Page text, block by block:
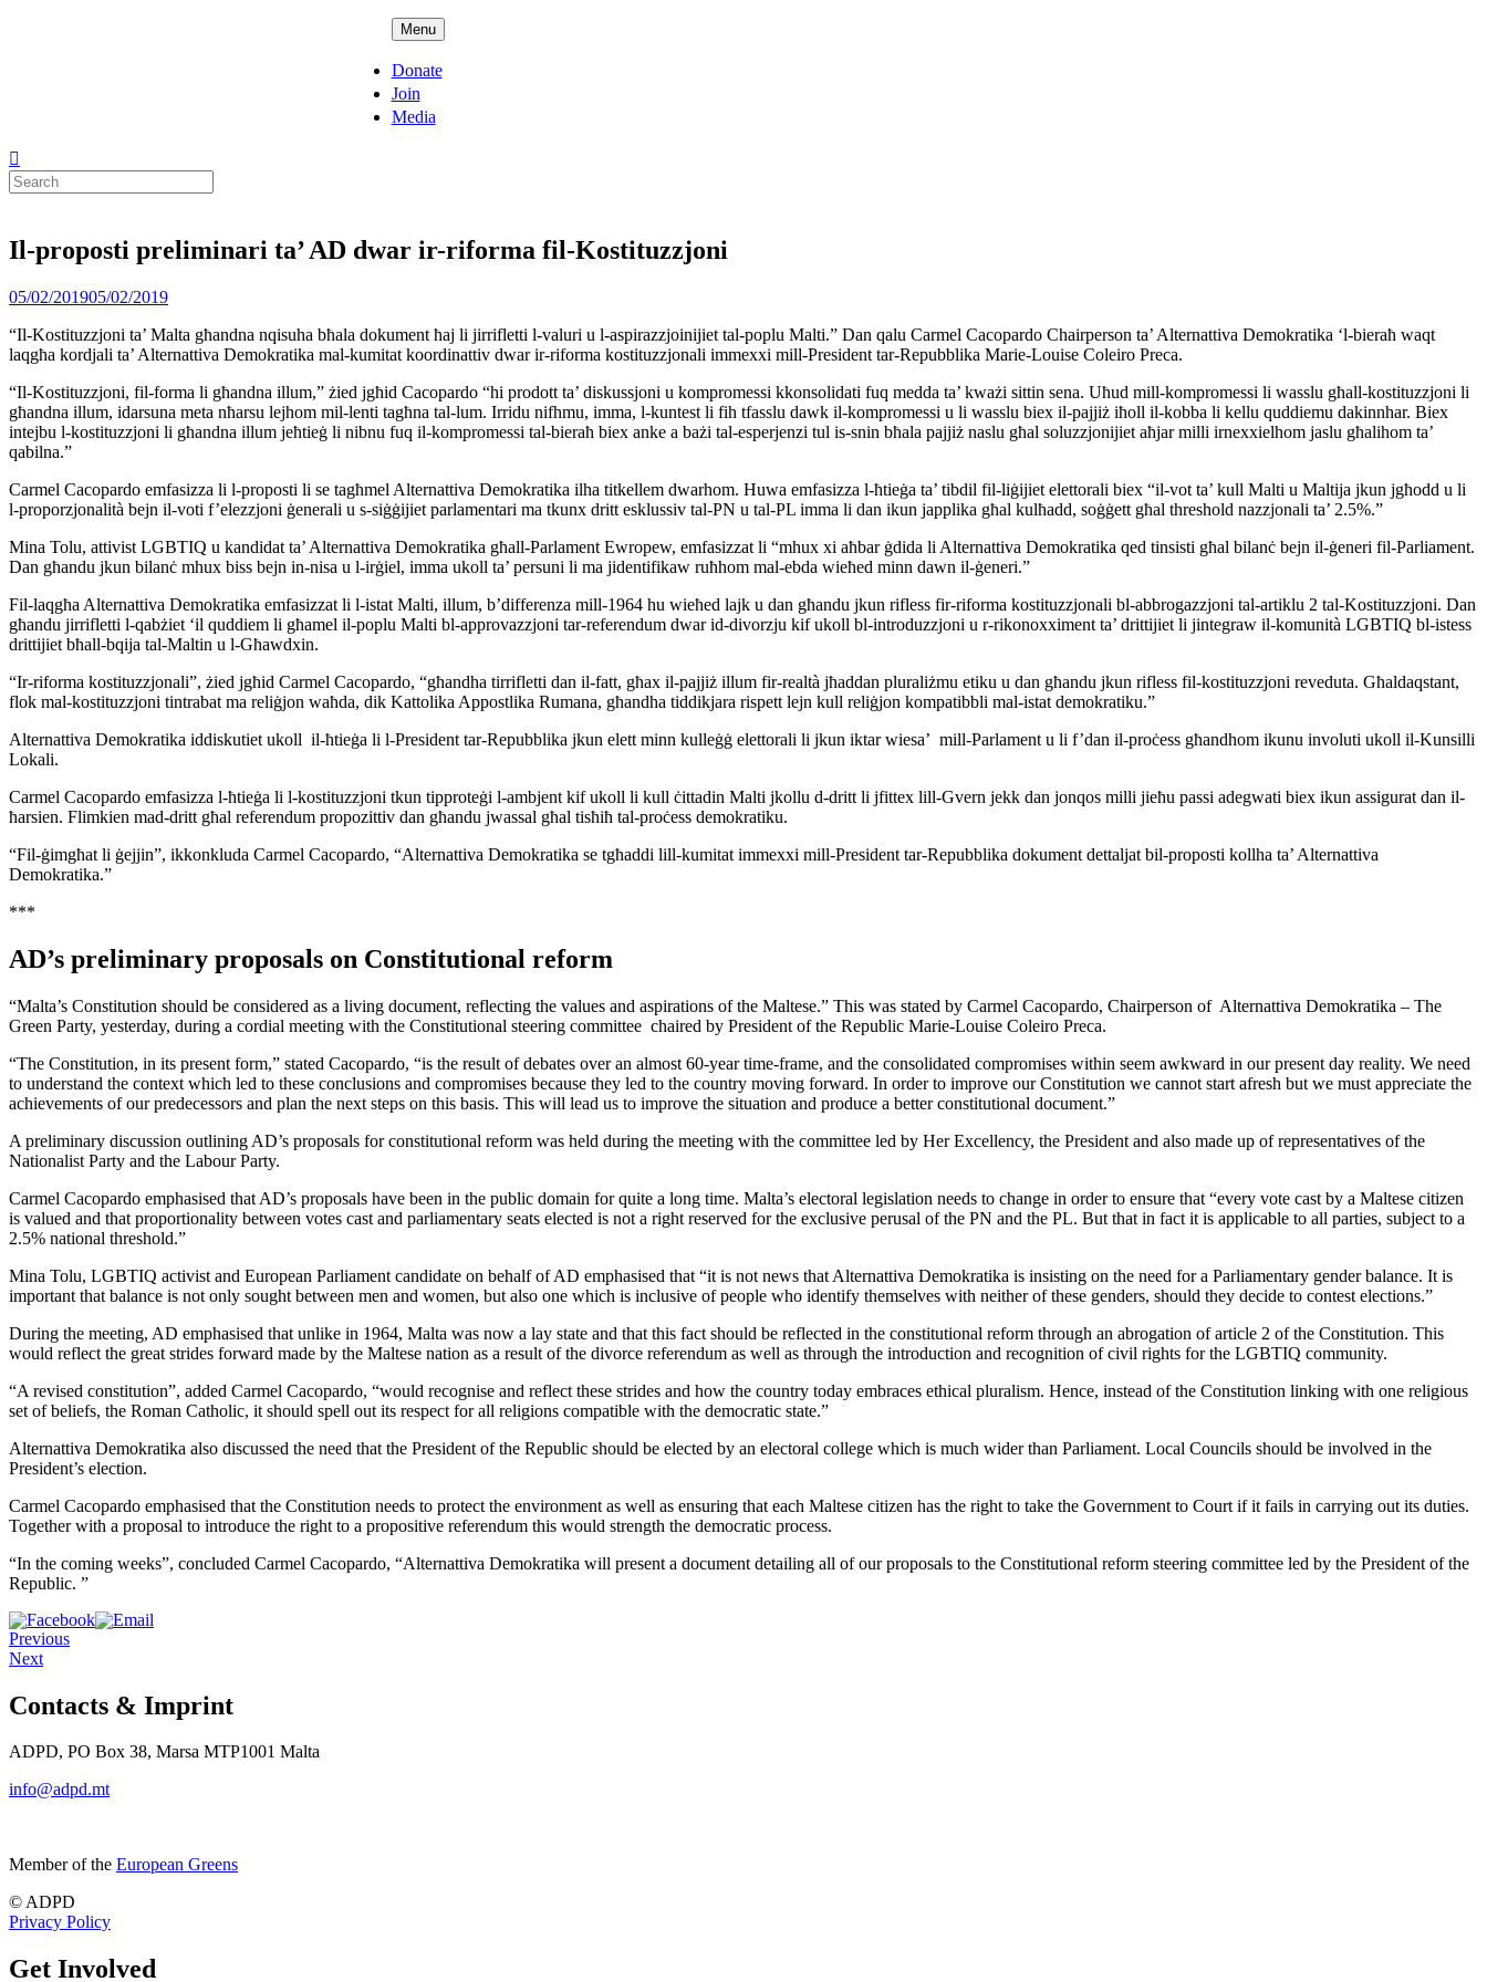
Menu
Donate
Join
Media
Search
for:
Il-proposti preliminari ta’ AD dwar ir-riforma fil-Kostituzzjoni
Posted
05/02/201905/02/2019
“Il-Kostituzzjoni ta’ Malta għandna nqisuha bħala dokument ħaj li jirrifletti l-valuri u l-aspirazzjoinijiet tal-poplu Malti.” Dan qalu Carmel Cacopardo Chairperson ta’ Alternattiva Demokratika ‘l-bieraħ waqt
laqgħa kordjali ta’ Alternattiva Demokratika mal-kumitat koordinattiv dwar ir-riforma kostituzzjonali immexxi mill-President tar-Repubblika Marie-Louise Coleiro Preca.
“Il-Kostituzzjoni, fil-forma li għandna illum,” żied jgħid Cacopardo “hi prodott ta’ diskussjoni u kompromessi kkonsolidati fuq medda ta’ kważi sittin sena. Uħud mill-kompromessi li wasslu għall-kostituzzjoni li
għandna illum, idarsuna meta nħarsu lejhom mil-lenti tagħna tal-lum. Irridu nifhmu, imma, l-kuntest li fih tfasslu dawk il-kompromessi u li wasslu biex il-pajjiż iħoll il-kobba li kellu quddiemu dakinnhar. Biex
intejbu l-kostituzzjoni li għandna illum jeħtieġ li nibnu fuq il-kompromessi tal-bieraħ biex anke a bażi tal-esperjenzi tul is-snin bħala pajjiż naslu għal soluzzjonijiet aħjar milli irnexxielhom jaslu għalihom ta’
qabilna.”
Carmel Cacopardo emfasizza li l-proposti li se tagħmel Alternattiva Demokratika ilha titkellem dwarhom. Huwa emfasizza l-ħtieġa ta’ tibdil fil-liġijiet elettorali biex “il-vot ta’ kull Malti u Maltija jkun jgħodd u li
l-proporzjonalità bejn il-voti f’elezzjoni ġenerali u s-siġġijiet parlamentari ma tkunx dritt esklussiv tal-PN u tal-PL imma li dan ikun japplika għal kulħadd, soġġett għal threshold nazzjonali ta’ 2.5%.”
Mina Tolu, attivist LGBTIQ u kandidat ta’ Alternattiva Demokratika għall-Parlament Ewropew, emfasizzat li “mhux xi aħbar ġdida li Alternattiva Demokratika qed tinsisti għal bilanċ bejn il-ġeneri fil-Parliament.
Dan għandu jkun bilanċ mhux biss bejn in-nisa u l-irġiel, imma ukoll ta’ persuni li ma jidentifikaw ruħhom mal-ebda wieħed minn dawn il-ġeneri.”
Fil-laqgħa Alternattiva Demokratika emfasizzat li l-istat Malti, illum, b’differenza mill-1964 hu wieħed lajk u dan għandu jkun rifless fir-riforma kostituzzjonali bl-abbrogazzjoni tal-artiklu 2 tal-Kostituzzjoni. Dan
għandu jirrifletti l-qabżiet ‘il quddiem li għamel il-poplu Malti bl-approvazzjoni tar-referendum dwar id-divorzju kif ukoll bl-introduzzjoni u r-rikonoxximent ta’ drittijiet li jintegraw il-komunità LGBTIQ bl-istess
drittijiet bħall-bqija tal-Maltin u l-Għawdxin.
“Ir-riforma kostituzzjonali”, żied jgħid Carmel Cacopardo, “għandha tirrifletti dan il-fatt, għax il-pajjiż illum fir-realtà jħaddan pluraliżmu etiku u dan għandu jkun rifless fil-kostituzzjoni reveduta. Għaldaqstant,
flok mal-kostituzzjoni tintrabat ma reliġjon waħda, dik Kattolika Appostlika Rumana, għandha tiddikjara rispett lejn kull reliġjon kompatibbli mal-istat demokratiku.”
Alternattiva Demokratika iddiskutiet ukoll il-ħtieġa li l-President tar-Repubblika jkun elett minn kulleġġ elettorali li jkun iktar wiesa’ mill-Parlament u li f’dan il-proċess għandhom ikunu involuti ukoll il-Kunsilli
Lokali.
Carmel Cacopardo emfasizza l-ħtieġa li l-kostituzzjoni tkun tipproteġi l-ambjent kif ukoll li kull ċittadin Malti jkollu d-dritt li jfittex lill-Gvern jekk dan jonqos milli jieħu passi adegwati biex ikun assigurat dan il-
ħarsien. Flimkien mad-dritt għal referendum propozittiv dan għandu jwassal għal tisħiħ tal-proċess demokratiku.
“Fil-ġimgħat li ġejjin”, ikkonkluda Carmel Cacopardo, “Alternattiva Demokratika se tgħaddi lill-kumitat immexxi mill-President tar-Repubblika dokument dettaljat bil-proposti kollha ta’ Alternattiva
Demokratika.”
***
AD’s preliminary proposals on Constitutional reform
“Malta’s Constitution should be considered as a living document, reflecting the values and aspirations of the Maltese.” This was stated by Carmel Cacopardo, Chairperson of Alternattiva Demokratika – The
Green Party, yesterday, during a cordial meeting with the Constitutional steering committee chaired by President of the Republic Marie-Louise Coleiro Preca.
“The Constitution, in its present form,” stated Cacopardo, “is the result of debates over an almost 60-year time-frame, and the consolidated compromises within seem awkward in our present day reality. We need
to understand the context which led to these conclusions and compromises because they led to the country moving forward. In order to improve our Constitution we cannot start afresh but we must appreciate the
achievements of our predecessors and plan the next steps on this basis. This will lead us to improve the situation and produce a better constitutional document.”
A preliminary discussion outlining AD’s proposals for constitutional reform was held during the meeting with the committee led by Her Excellency, the President and also made up of representatives of the
Nationalist Party and the Labour Party.
Carmel Cacopardo emphasised that AD’s proposals have been in the public domain for quite a long time. Malta’s electoral legislation needs to change in order to ensure that “every vote cast by a Maltese citizen
is valued and that proportionality between votes cast and parliamentary seats elected is not a right reserved for the exclusive perusal of the PN and the PL. But that in fact it is applicable to all parties, subject to a
2.5% national threshold.”
Mina Tolu, LGBTIQ activist and European Parliament candidate on behalf of AD emphasised that “it is not news that Alternattiva Demokratika is insisting on the need for a Parliamentary gender balance. It is
important that balance is not only sought between men and women, but also one which is inclusive of people who identify themselves with neither of these genders, should they decide to contest elections.”
During the meeting, AD emphasised that unlike in 1964, Malta was now a lay state and that this fact should be reflected in the constitutional reform through an abrogation of article 2 of the Constitution. This
would reflect the great strides forward made by the Maltese nation as a result of the divorce referendum as well as through the introduction and recognition of civil rights for the LGBTIQ community.
“A revised constitution”, added Carmel Cacopardo, “would recognise and reflect these strides and how the country today embraces ethical pluralism. Hence, instead of the Constitution linking with one religious
set of beliefs, the Roman Catholic, it should spell out its respect for all religions compatible with the democratic state.”
Alternattiva Demokratika also discussed the need that the President of the Republic should be elected by an electoral college which is much wider than Parliament. Local Councils should be involved in the
President’s election.
Carmel Cacopardo emphasised that the Constitution needs to protect the environment as well as ensuring that each Maltese citizen has the right to take the Government to Court if it fails in carrying out its duties.
Together with a proposal to introduce the right to a propositive referendum this would strength the democratic process.
“In the coming weeks”, concluded Carmel Cacopardo, “Alternattiva Demokratika will present a document detailing all of our proposals to the Constitutional reform steering committee led by the President of the
Republic. ”
Previous
Next
Contacts & Imprint
ADPD, PO Box 38, Marsa MTP1001 Malta
info@adpd.mt
Member of the European Greens
© ADPD
Privacy Policy
Get Involved